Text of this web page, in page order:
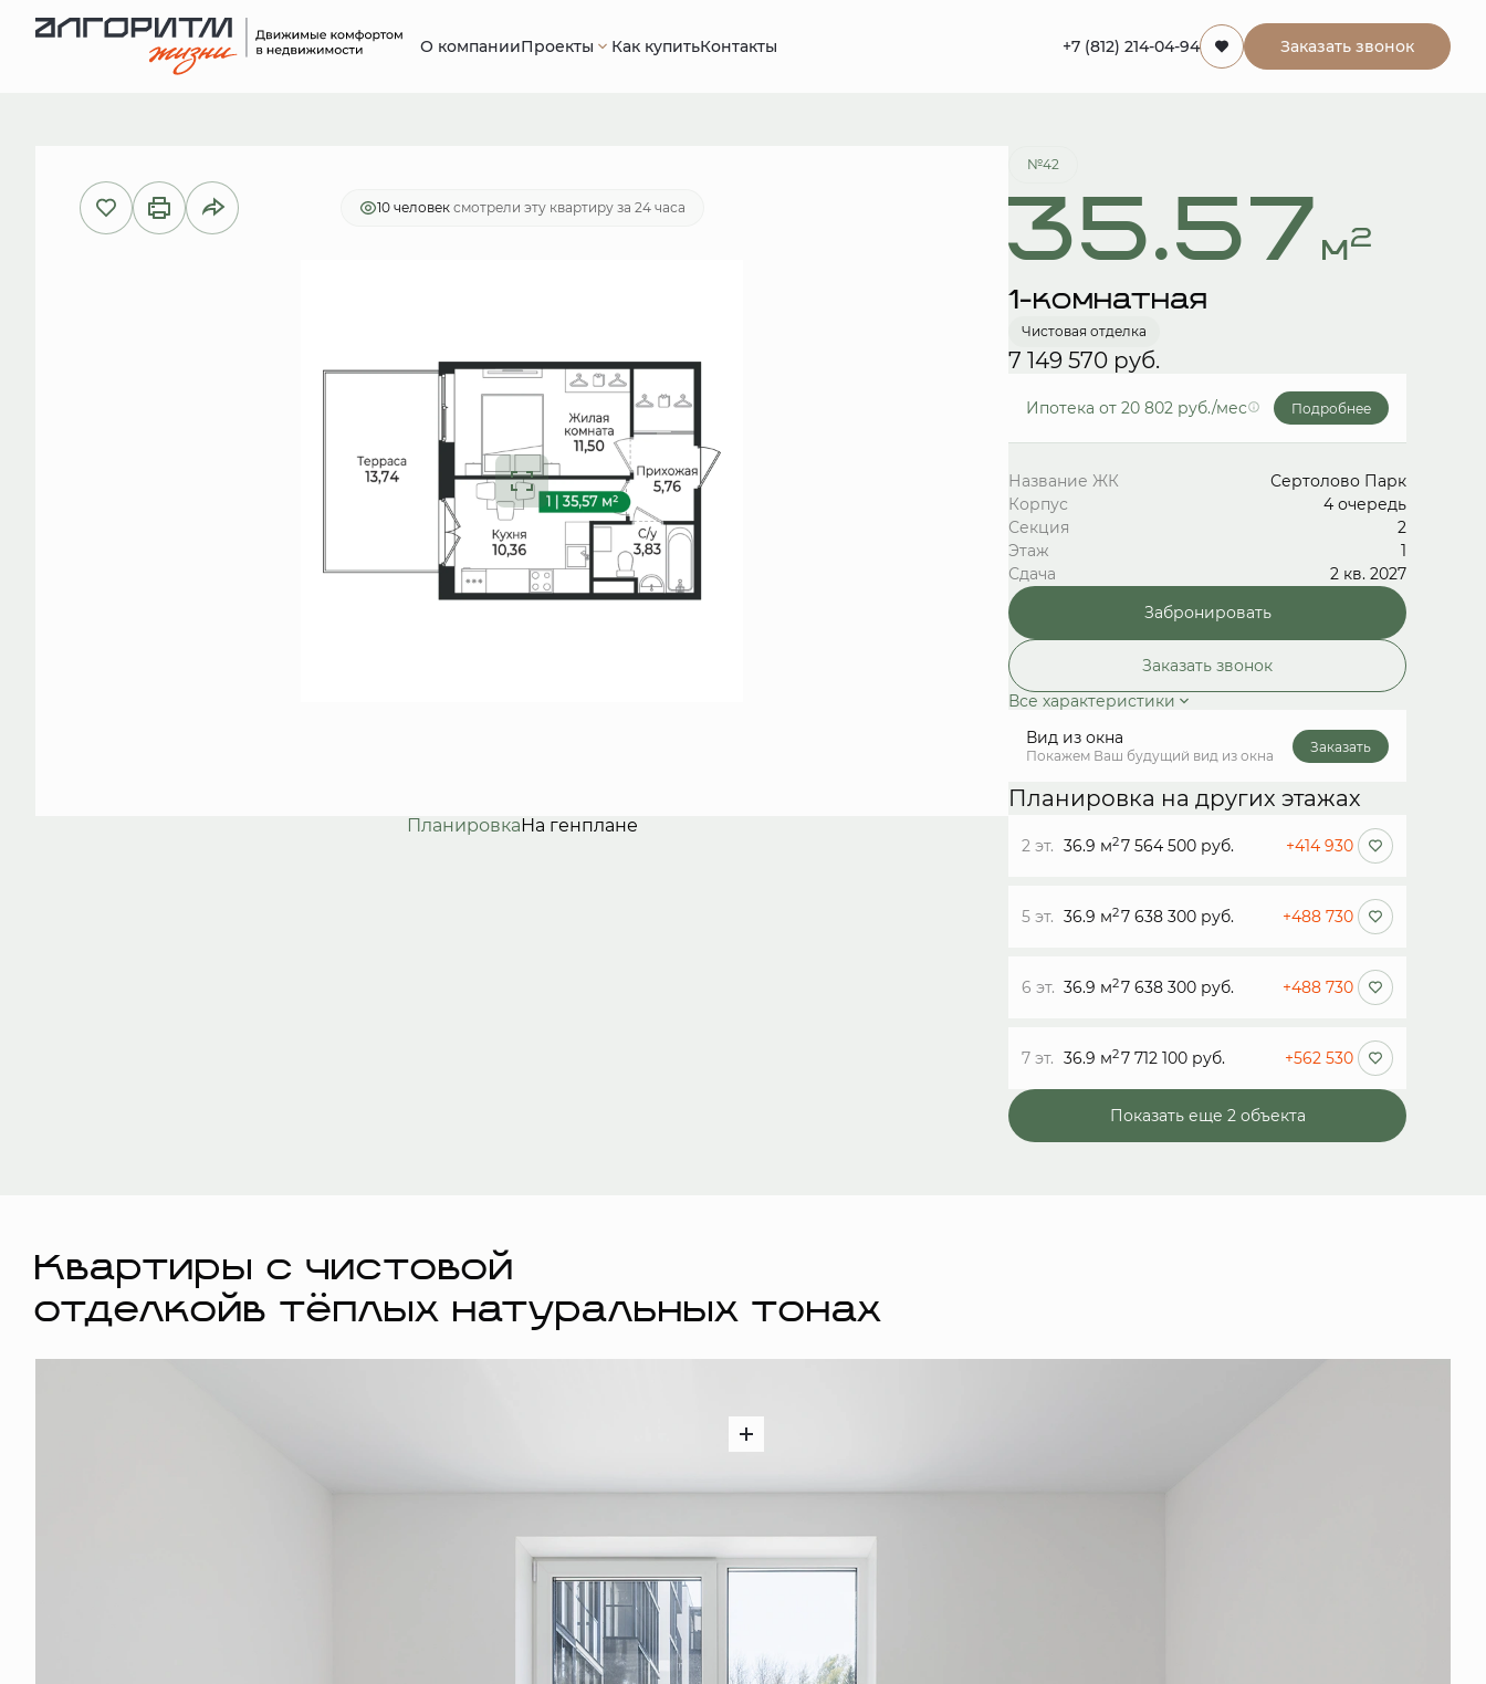
О компанииПроекты Как купитьКонтакты +7 (812) 214-04-94 Заказать звонок
1-комнатная 35.57 м 2 7 149 570 руб.Ипотека от 20 802 руб./мес. Забронировать
10 человек смотрели эту квартиру за 24 часа
ПланировкаНа генплане
№42
35.57 м2
1-комнатная
Чистовая отделка
7 149 570 руб.
Ипотека от 20 802 руб./мес Подробнее
Название ЖК
Сертолово Парк
Корпус
4 очередь
Секция
2
Этаж
1
Сдача
2 кв. 2027
Забронировать
Заказать звонок
Все характеристики
Вид из окна
Покажем Ваш будущий вид из окна
Заказать
Планировка на других этажах
2 эт. 36.9 м27 564 500 руб. +414 930
5 эт. 36.9 м27 638 300 руб. +488 730
6 эт. 36.9 м27 638 300 руб. +488 730
7 эт. 36.9 м27 712 100 руб. +562 530
Показать еще 2 объектa
Квартиры с чистовой
отделкойв тёплых натуральных тонах